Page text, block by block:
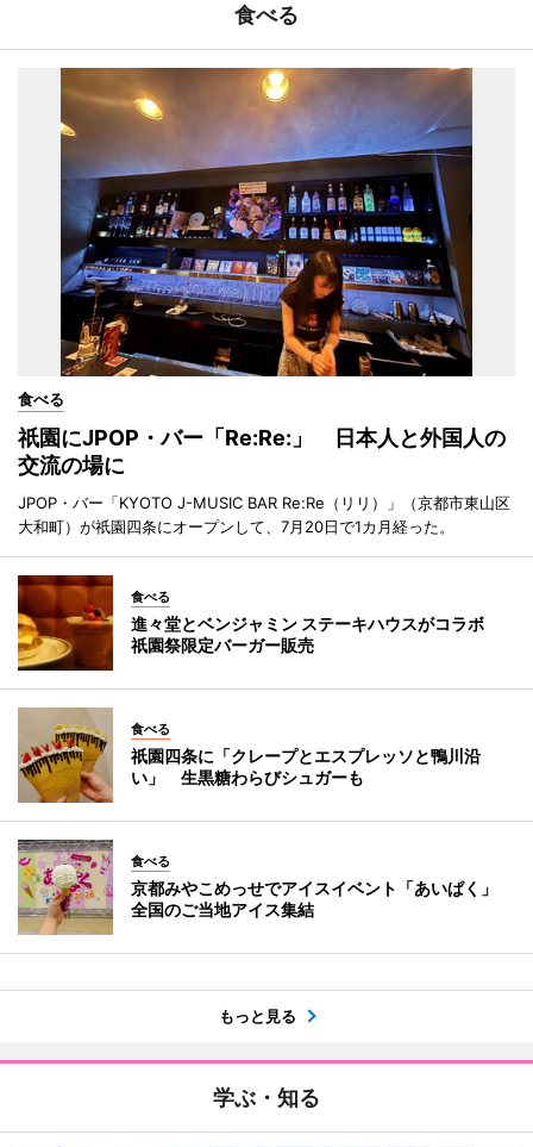
食べる
食べる
祇園にJPOP・バー「Re:Re:」 日本人と外国人の
交流の場に
JPOP・バー「KYOTO J-MUSIC BAR Re:Re（リリ）」（京都市東山区
大和町）が祇園四条にオープンして、7月20日で1カ月経った。
食べる
進々堂とベンジャミン ステーキハウスがコラボ
祇園祭限定バーガー販売
食べる
祇園四条に「クレープとエスプレッソと鴨川沿
い」 生黒糖わらびシュガーも
食べる
京都みやこめっせでアイスイベント「あいぱく」
全国のご当地アイス集結
もっと見る
学ぶ・知る